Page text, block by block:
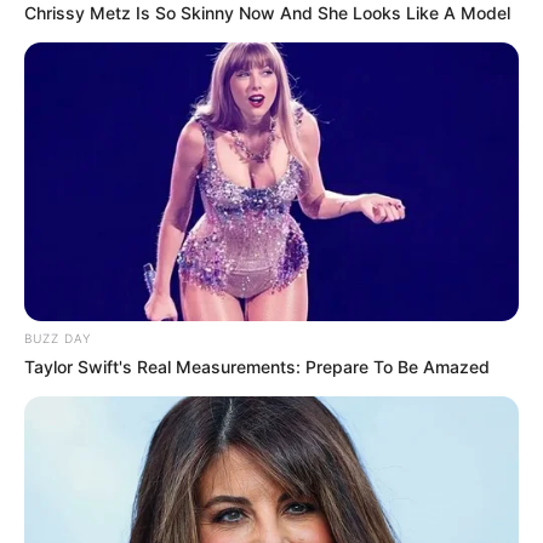
. नौकरी के लिए भटकते हैं,
हर दिन नई उम्मीद लेकर जाते हैं।
पर जब निराशा हाथ लगती है
तो शायरी लिखकर दिल बहलाते हैं
नौकरी शायरी हंसी-मजाक के साथ
. नौकरी के लिए भेजी CV,
कंपनी ने कहा “हमें खेद है।
अब तो यारों ने कह दिया,
तुम्हारी CV को भी खेद है।
. नौकरी के लिए इतने इंटरव्यू दिए,
कि अब तो सपने में भी इंटरव्यू आते हैं
कहीं सपनों में भी न कह दें हम कॉल करेंगे।
. नौकरी के लिए भटकते हैं,
हर दिन नई उम्मीद लेकर जाते हैं
पर जब निराशा हाथ लगती है
Chrissy Metz Is So Skinny Now And She Looks Like A Model
BUZZ DAY
Taylor Swift's Real Measurements: Prepare To Be Amazed